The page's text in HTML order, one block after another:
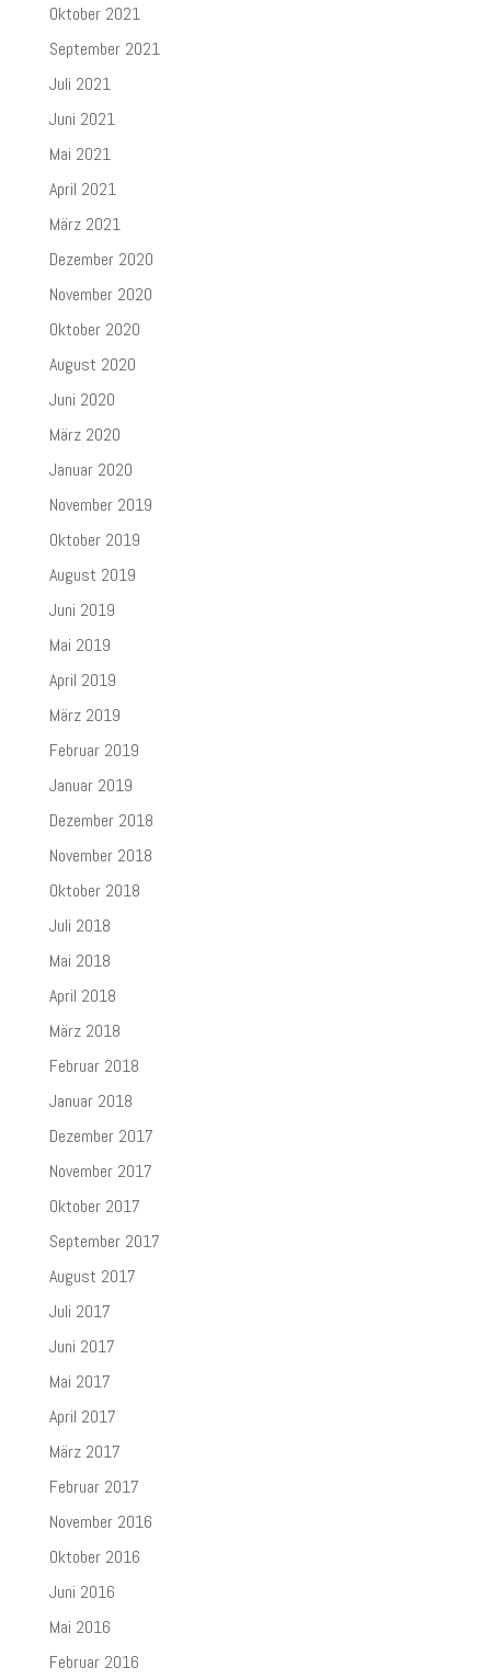
Oktober 2021
September 2021
Juli 2021
Juni 2021
Mai 2021
April 2021
März 2021
Dezember 2020
November 2020
Oktober 2020
August 2020
Juni 2020
März 2020
Januar 2020
November 2019
Oktober 2019
August 2019
Juni 2019
Mai 2019
April 2019
März 2019
Februar 2019
Januar 2019
Dezember 2018
November 2018
Oktober 2018
Juli 2018
Mai 2018
April 2018
März 2018
Februar 2018
Januar 2018
Dezember 2017
November 2017
Oktober 2017
September 2017
August 2017
Juli 2017
Juni 2017
Mai 2017
April 2017
März 2017
Februar 2017
November 2016
Oktober 2016
Juni 2016
Mai 2016
Februar 2016